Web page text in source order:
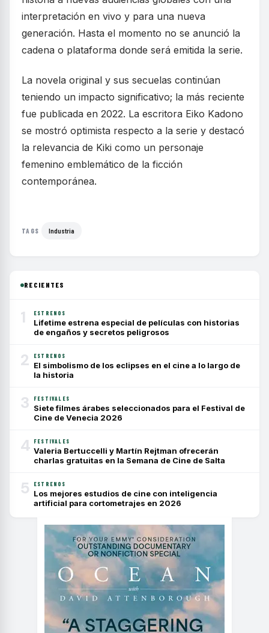
interpretación en vivo y para una nueva
generación. Hasta el momento no se anunció la
cadena o plataforma donde será emitida la serie.
La novela original y sus secuelas continúan
teniendo un impacto significativo; la más reciente
fue publicada en 2022. La escritora Eiko Kadono
se mostró optimista respecto a la serie y destacó
la relevancia de Kiki como un personaje
femenino emblemático de la ficción
contemporánea.
TAGS Industria
RECIENTES
1 ESTRENOS
Lifetime estrena especial de películas con historias
de engaños y secretos peligrosos
2 ESTRENOS
El simbolismo de los eclipses en el cine a lo largo de
la historia
3 FESTIVALES
Siete filmes árabes seleccionados para el Festival de
Cine de Venecia 2026
4 FESTIVALES
Valeria Bertuccelli y Martín Rejtman ofrecerán
charlas gratuitas en la Semana de Cine de Salta
5 ESTRENOS
Los mejores estudios de cine con inteligencia
artificial para cortometrajes en 2026